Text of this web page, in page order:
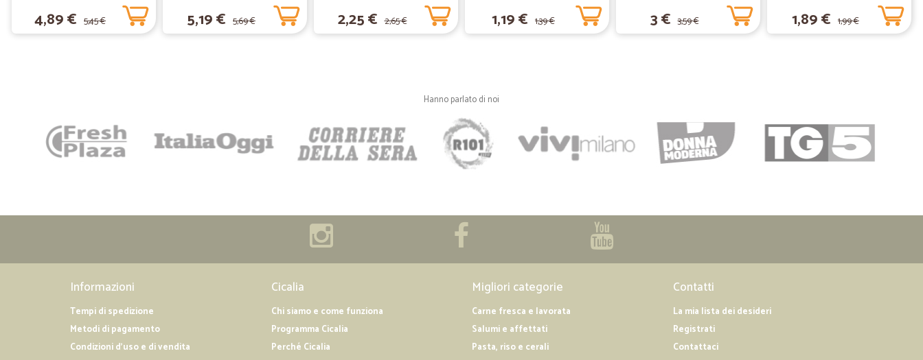
4,89 € 5,45 € 5,19 € 5,69 € 2,25 € 2,65 € 1,19 € 1,39 € 3 € 3,59 € 1,89 € 1,99 €
Hanno parlato di noi
Informazioni
Tempi di spedizione
Metodi di pagamento
Condizioni d'uso e di vendita
Cicalia
Chi siamo e come funziona
Programma Cicalia
Perché Cicalia
Migliori categorie
Carne fresca e lavorata
Salumi e affettati
Pasta, riso e cerali
Contatti
La mia lista dei desideri
Registrati
Contattaci